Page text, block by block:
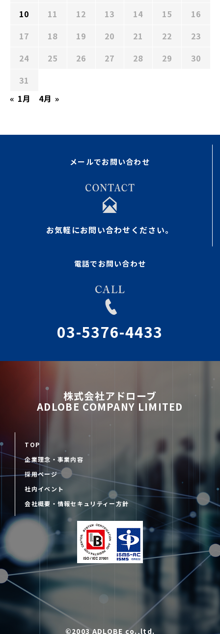
10
11 12 13 14 15
16
17
18 19 20 21 22
23
24
25 26 27 28 29
30
31
« 1月
4月 »
メールでお問い合わせ
お気軽にお問い合わせください。
電話でお問い合わせ
03-5376-4433
株式会社アドローブ
ADLOBE COMPANY LIMITED
TOP
企業理念・事業内容
採用ページ
社内イベント
会社概要・情報セキュリティー方針
©2003 ADLOBE co.,ltd.